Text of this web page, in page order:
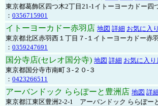
東京都葛飾区四つ木2丁目21-1イトーヨーカドー四
： 0356715901
イトーヨーカドー赤羽店 地図 詳細 お気に入
東京都北区赤羽西１丁目７-１イトーヨーカドー赤
： 0359247691
国分寺店(セレオ国分寺) 地図 詳細 お気に入
東京都国分寺市南町３-２０-３
： 0423266511
アーバンドック ららぽーと豊洲店 地図 詳
東京都江東区豊洲2-2-1 アーバンドック ららぽ